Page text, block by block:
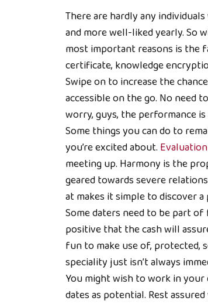
There are hardly any
and more well-liked yearly. So
most important reasons is the
certificate, knowledge
Swipe on to increase the
accessible on the go. No need
worry, guys, the performance
Some things you can do to
you’re excited about.
meeting up. Harmony is the
geared towards severe
at makes it simple to discover
Some daters need to be part
positive that the cash will
fun to make use of, protected,
speciality just isn’t always
You might wish to work in your
dates as potential. Rest